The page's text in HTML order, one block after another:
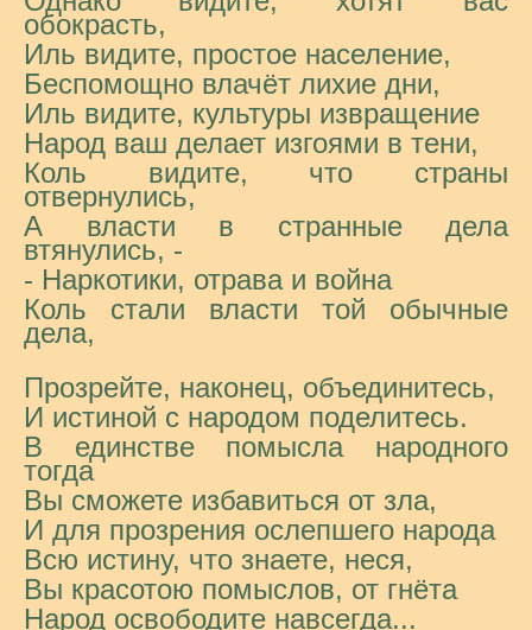
обокрасть,
Иль видите, простое население,
Беспомощно влачёт лихие дни,
Иль видите, культуры извращение
Народ ваш делает изгоями в тени,
Коль видите, что страны
отвернулись,
А власти в странные дела
втянулись, -
- Наркотики, отрава и война
Коль стали власти той обычные
дела,
Прозрейте, наконец, объединитесь,
И истиной с народом поделитесь.
В единстве помысла народного
тогда
Вы сможете избавиться от зла,
И для прозрения ослепшего народа
Всю истину, что знаете, неся,
Вы красотою помыслов, от гнёта
Народ освободите навсегда...